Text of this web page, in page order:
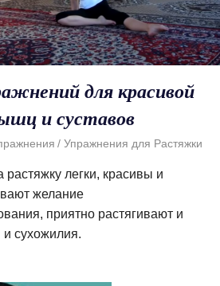
для красивой
и суставов
Упражнения для Растяжки
легки, красивы и
желание
приятно растягивают и
сухожилия.